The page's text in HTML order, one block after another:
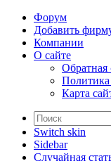
Форум
Добавить
Компании
О сайте
Обратная
Политика
Карта
Switch skin
Sidebar
Случайная